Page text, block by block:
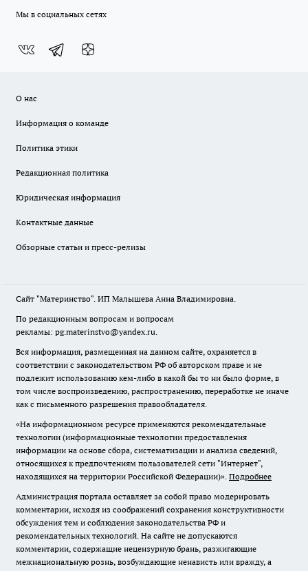
Мы в социальных сетях
О нас
Информация о команде
Политика этики
Редакционная политика
Юридическая информация
Контактные данные
Обзорные статьи и пресс-релизы
Сайт "Материнство". ИП Малышева Анна Владимировна.
По редакционным вопросам и вопросам
рекламы: pg.materinstvo@yandex.ru.
Вся информация, размещенная на данном сайте, охраняется в
соответствии с законодательством РФ об авторском праве и не
подлежит использованию кем-либо в какой бы то ни было форме, в
том числе воспроизведению, распространению, переработке не иначе
как с письменного разрешения правообладателя.
«На информационном ресурсе применяются рекомендательные
технологии (информационные технологии предоставления
информации на основе сбора, систематизации и анализа сведений,
относящихся к предпочтениям пользователей сети "Интернет",
находящихся на территории Российской Федерации)». Подробнее
Администрация портала оставляет за собой право модерировать
комментарии, исходя из соображений сохранения конструктивности
обсуждения тем и соблюдения законодательства РФ и
рекомендательных технологий. На сайте не допускаются
комментарии, содержащие нецензурную брань, разжигающие
межнациональную рознь, возбуждающие ненависть или вражду, а